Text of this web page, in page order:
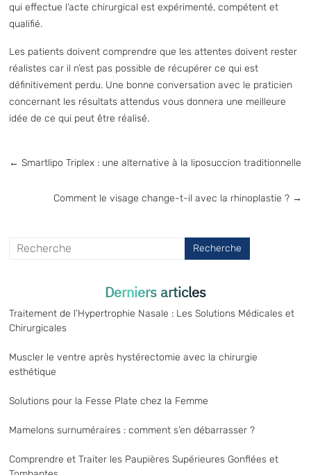
qui effectue l’acte chirurgical est expérimenté, compétent et
qualifié.
Les patients doivent comprendre que les attentes doivent rester
réalistes car il n’est pas possible de récupérer ce qui est
définitivement perdu. Une bonne conversation avec le praticien
concernant les résultats attendus vous donnera une meilleure
idée de ce qui peut être réalisé.
← Smartlipo Triplex : une alternative à la liposuccion traditionnelle
Comment le visage change-t-il avec la rhinoplastie ? →
Derniers articles
Traitement de l’Hypertrophie Nasale : Les Solutions Médicales et
Chirurgicales
Muscler le ventre après hystérectomie avec la chirurgie
esthétique
Solutions pour la Fesse Plate chez la Femme
Mamelons surnuméraires : comment s’en débarrasser ?
Comprendre et Traiter les Paupières Supérieures Gonflées et